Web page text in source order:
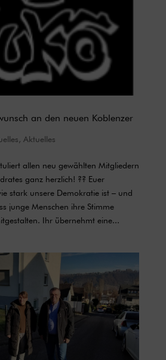
an den neuen Koblenzer
, Aktuelles
allen neu gewählten Mitgliedern
ganz herzlich! ?? Euer
stark unsere Demokratie ist – und
junge Menschen ihre Stimme
Ihr übernehmt eine...